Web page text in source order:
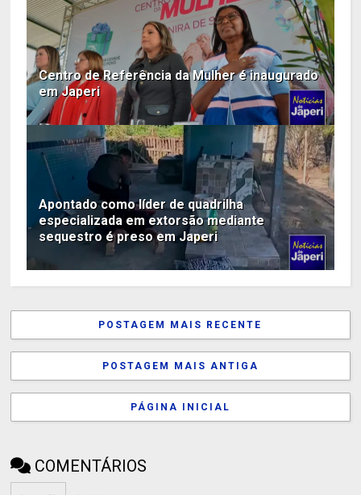
Centro de Referência da Mulher é inaugurado
em Japeri
Apontado como líder de quadrilha
especializada em extorsão mediante
sequestro é preso em Japeri
POSTAGEM MAIS RECENTE
POSTAGEM MAIS ANTIGA
PÁGINA INICIAL
COMENTÁRIOS